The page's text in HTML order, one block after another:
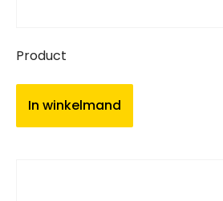
Product
In winkelmand